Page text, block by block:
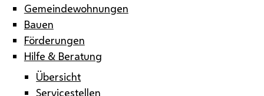
Gemeindewohnungen
Bauen
Förderungen
Hilfe & Beratung
Übersicht
Servicestellen